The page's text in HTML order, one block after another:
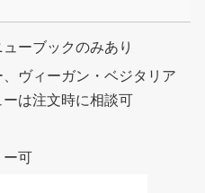
ーブックのみあり
ヴィーガン・ベジタリア
は注文時に相談可
ー可